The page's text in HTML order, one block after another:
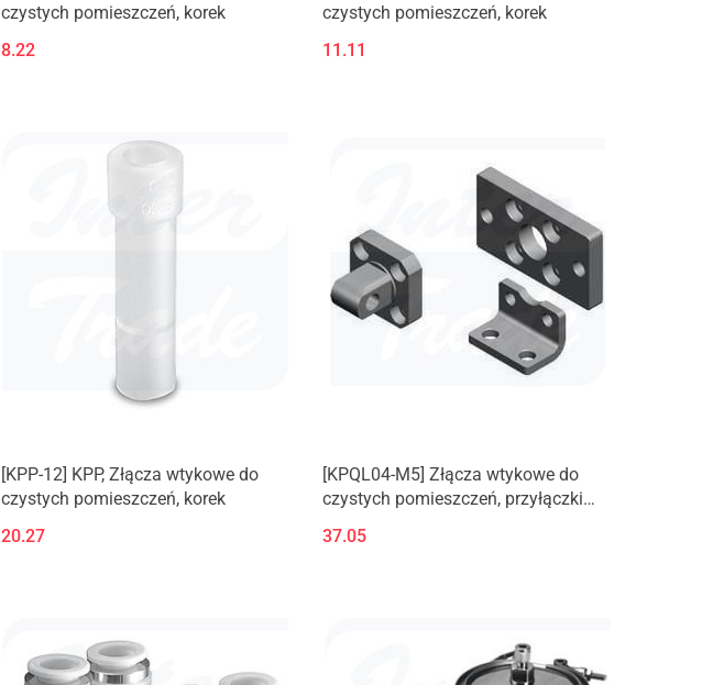
czystych pomieszczeń, korek
8.22
czystych pomieszczeń, korek
11.11
[KPP-12] KPP, Złącza wtykowe do
czystych pomieszczeń, korek
20.27
[KPQL04-M5] Złącza wtykowe do
czystych pomieszczeń, przyłączki
złączki kątowe
37.05